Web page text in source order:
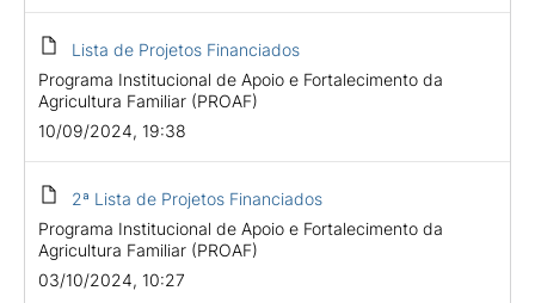
Lista de Projetos Financiados
Programa Institucional de Apoio e Fortalecimento da
Agricultura Familiar (PROAF)
10/09/2024, 19:38
2ª Lista de Projetos Financiados
Programa Institucional de Apoio e Fortalecimento da
Agricultura Familiar (PROAF)
03/10/2024, 10:27